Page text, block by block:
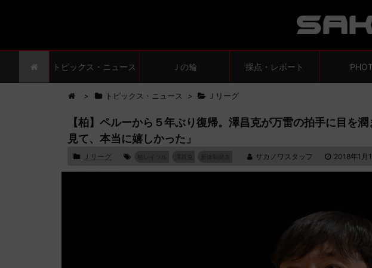
トピックス・ニュース Ｊの輪 採点・レポート
> トピックス・ニュース > Ｊリーグ
【柏】ペルーから５年ぶり復帰。澤昌克が万雷の拍手に目を
見て、本当に嬉しかった」
Ｊリーグ 柏レイソル 新体制発表 サカノワスタッフ 2018年1月